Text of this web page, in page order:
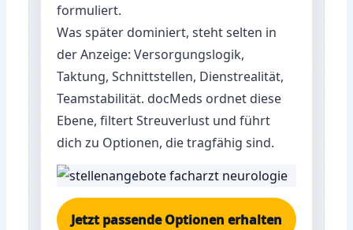
formuliert.
Was später dominiert, steht selten in
der Anzeige: Versorgungslogik,
Taktung, Schnittstellen, Dienstrealität,
Teamstabilität. docMeds ordnet diese
Ebene, filtert Streuverlust und führt
dich zu Optionen, die tragfähig sind.
Jetzt passende Optionen erhalten